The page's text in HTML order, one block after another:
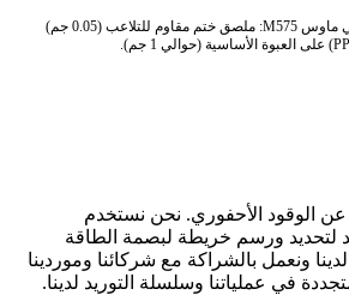
*الأجزاء البلاستيكية المتبقية في ماوس M575: ملصق ختم مقاوم للتلاعب (0.05 جم)
عن الوقود الأحفوري. نحن نستخدم
لتحديد ورسم خريطة لبصمة الطاقة
ونعمل بالشراكة مع شركائنا وموردينا
في عملياتنا وسلسلة التوريد لدينا.